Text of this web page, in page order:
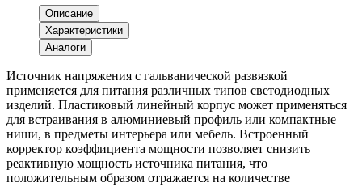
Описание
Характеристики
Аналоги
Источник напряжения с гальванической развязкой
применяется для питания различных типов светодиодных
изделий. Пластиковый линейный корпус может применяться
для встраивания в алюминиевый профиль или компактные
ниши, в предметы интерьера или мебель. Встроенный
корректор коэффициента мощности позволяет снизить
реактивную мощность источника питания, что
положительным образом отражается на количестве